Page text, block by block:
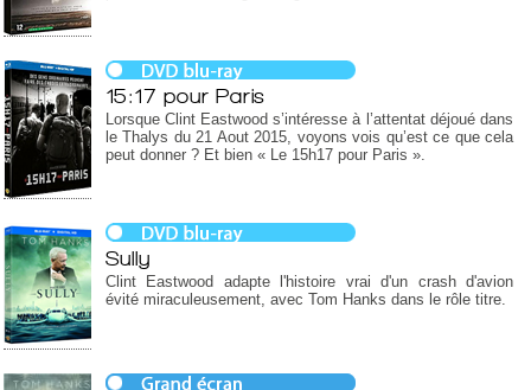
15:17 pour Paris
Lorsque Clint Eastwood s’intéresse à l’attentat déjoué dans
le Thalys du 21 Aout 2015, voyons vois qu’est ce que cela
peut donner ? Et bien « Le 15h17 pour Paris ».
Sully
Clint Eastwood adapte l'histoire vrai d'un crash d'avion
évité miraculeusement, avec Tom Hanks dans le rôle titre.